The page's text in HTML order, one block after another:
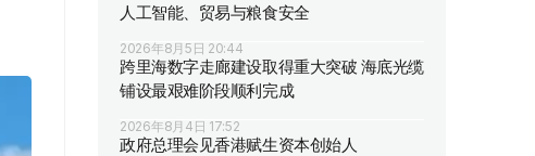
人工智能、贸易与粮食安全
2026年8月5日 20:44
跨里海数字走廊建设取得重大突破 海底光缆
铺设最艰难阶段顺利完成
2026年8月4日 17:52
政府总理会见香港赋生资本创始人